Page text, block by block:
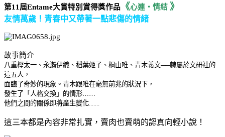
第11屆Entame大賞特別賞得獎作品 《心連‧情結 》
友情萬歲！青春中又帶著一點悲傷的情緒
故事簡介
八重樫太一、永瀨伊織、稻葉姬子、桐山唯、青木義文──隸屬於文研社的
這五人，
面臨了奇妙的現象。青木跟唯在毫無前兆的狀況下，
發生了「人格交換」的情形……
他們之間的關係即將產生變化.......
這三本都是內容非常扎實，賣肉也賣萌的認真向輕小說！